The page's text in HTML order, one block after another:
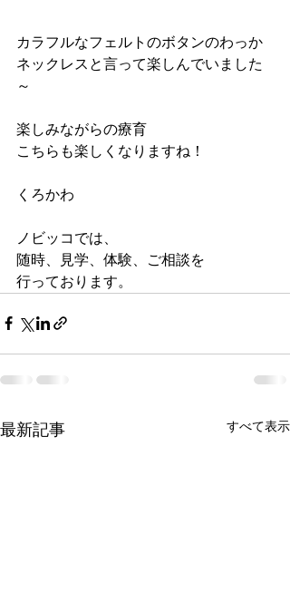
カラフルなフェルトのボタンのわっか
ネックレスと言って楽しんでいました
～
楽しみながらの療育
こちらも楽しくなりますね！
くろかわ
ノビッコでは、
随時、見学、体験、ご相談を
行っております。
最新記事 すべて表示